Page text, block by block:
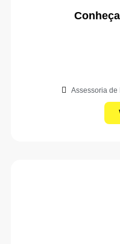
Assessoria de